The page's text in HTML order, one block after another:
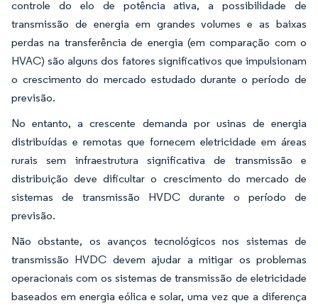
controle do elo de potência ativa, a possibilidade de
transmissão de energia em grandes volumes e as baixas
perdas na transferência de energia (em comparação com o
HVAC) são alguns dos fatores significativos que impulsionam
o crescimento do mercado estudado durante o período de
previsão.
No entanto, a crescente demanda por usinas de energia
distribuídas e remotas que fornecem eletricidade em áreas
rurais sem infraestrutura significativa de transmissão e
distribuição deve dificultar o crescimento do mercado de
sistemas de transmissão HVDC durante o período de
previsão.
Não obstante, os avanços tecnológicos nos sistemas de
transmissão HVDC devem ajudar a mitigar os problemas
operacionais com os sistemas de transmissão de eletricidade
baseados em energia eólica e solar, uma vez que a diferença